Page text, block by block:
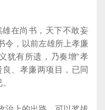
在尚书，天下不敢妄
令，以前左雄所上孝廉
犹有所遗，乃奏增“孝
良、孝廉两项目，已同